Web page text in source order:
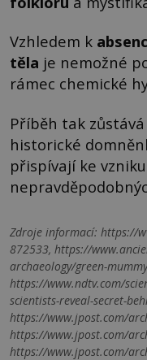
Vzhledem k
těla je nemožné
rámec chemické
Příběh tak
historické
přispívají ke
Zdroje informací: https://
872533, https://
archaeology/green-
https://www.ndtv.com/
scientists-reveal-secret-
https://www.jpost.com/
https://www.jpost.com/
https://www.jpost.com/